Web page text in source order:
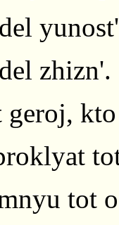
zhizn'.
geroj,
tot